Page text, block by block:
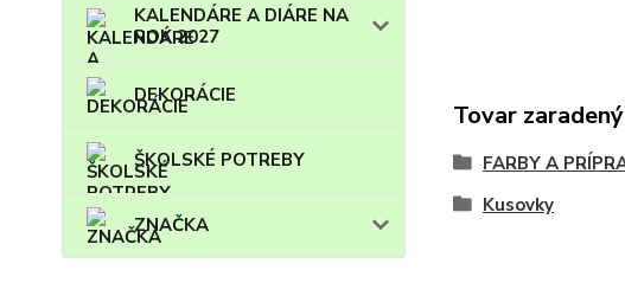
KALENDÁRE A DIÁRE NA
ROK 2027
DEKORÁCIE
ŠKOLSKÉ POTREBY
ZNAČKA
Tovar
FARBY A
Kusovky